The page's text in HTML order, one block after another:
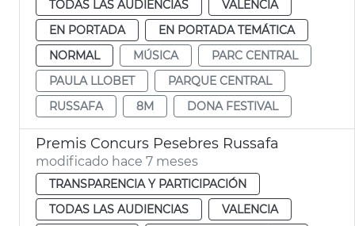
TODAS LAS AUDIENCIAS
VALENCIA
EN PORTADA
EN PORTADA TEMÁTICA
NORMAL
MÚSICA
PARC CENTRAL
PAULA LLOBET
PARQUE CENTRAL
RUSSAFA
8M DONA FESTIVAL
Premis Concurs Pesebres Russafa
modificado hace 7 meses
TRANSPARENCIA Y PARTICIPACIÓN
TODAS LAS AUDIENCIAS
VALENCIA